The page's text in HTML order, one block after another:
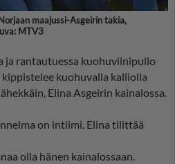
maajussi-Asgeirin takia,
MTV3
ja rantautuessa kuohuviinipullo
kuohuvalla kalliolla
Elina Asgeirin kainalossa.
on intiimi. Elina tilittää
olla hänen kainalossaan.